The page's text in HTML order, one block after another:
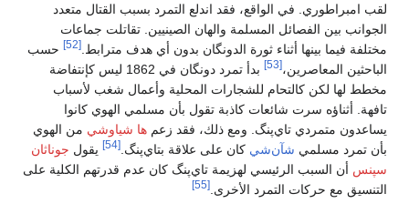
لقب امبراطوري. في الواقع، فقد اندلع التمرد بسبب القتال متعدد
الجوانب بين الفصائل المسلمة والهان الصينيين. تقاتلت جماعات
مختلفة فيما بينها أثناء ثورة الدونگان بدون أي هدف مترابط. [52]
حسب
الباحثين المعاصرين،[53]
بدأ تمرد دونگان في 1862 ليس كإنتفاضة
مخطط لها لكن كالتحام للشجارات المحلية وأعمال شغب لأسباب
تافهة. أثناؤه سرت شائعات كاذبة تقول بأن مسلمي الهوي كانوا
يساعدون متمردي تاي‌پنگ. ومع ذلك، فقد زعم ها شياوشي من الهوي
بأن تمرد مسلمي شآن‌شي كان على علاقة بتاي‌پنگ. [54] يقول جوناثان
سپنس أن السبب الرئيسي لهزيمة تاي‌پنگ كان عدم قدرتهم الكلية على
التنسيق مع حركات التمرد الأخرى. [55]